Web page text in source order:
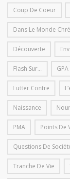
Coup De Coeur
Dans Le Monde
Découverte
Flash Sur... GPA
Lutter Contre
Naissance
PMA Points De
Questions De
Tranche De Vie